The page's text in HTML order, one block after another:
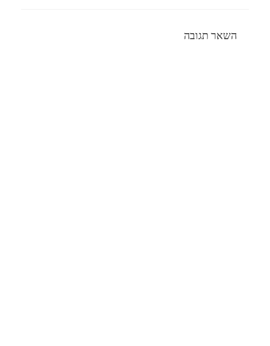
השאר תגובה